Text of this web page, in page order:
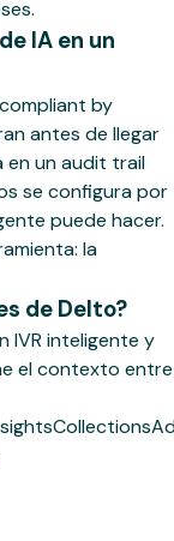
IA en un
by
antes de llegar
en un audit trail
se configura por
puede hacer.
la
de Delto?
IVR inteligente y
el contexto entre
Collections